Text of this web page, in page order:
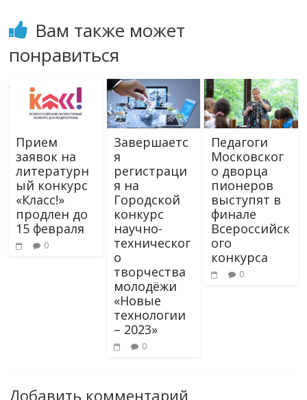
Вам также может
понравиться
Прием
заявок на
литературн
ый конкурс
«Класс!»
продлен до
15 февраля
0
Завершаетс
я
регистраци
я на
Городской
конкурс
научно-
техническог
о
творчества
молодёжи
«Новые
технологии
– 2023»
0
Педагоги
Московског
о дворца
пионеров
выступят в
финале
Всероссийск
ого
конкурса
0
Добавить комментарий